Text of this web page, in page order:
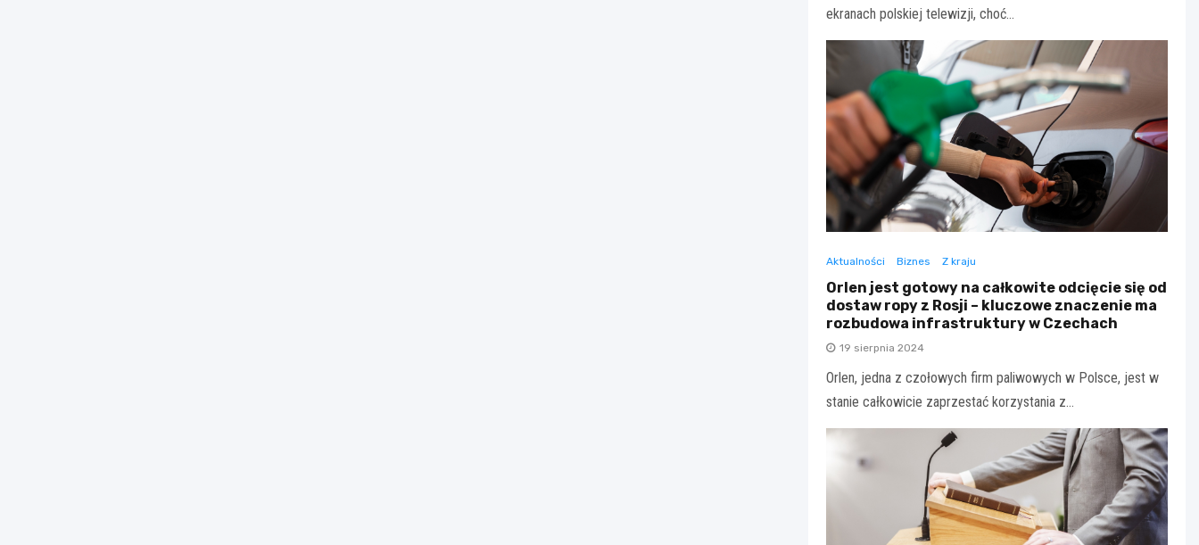
ekranach polskiej telewizji, choć…
Aktualności Biznes Z kraju
Orlen jest gotowy na całkowite odcięcie się od
dostaw ropy z Rosji – kluczowe znaczenie ma
rozbudowa infrastruktury w Czechach
19 sierpnia 2024
Orlen, jedna z czołowych firm paliwowych w Polsce, jest w
stanie całkowicie zaprzestać korzystania z…